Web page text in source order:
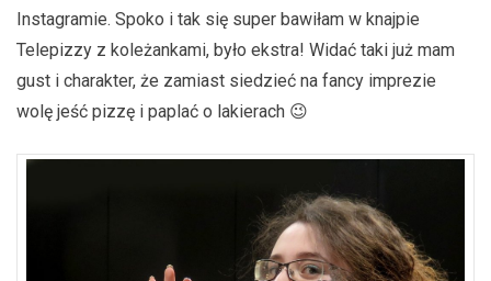
Instagramie. Spoko i tak się super bawiłam w knajpie
Telepizzy z koleżankami, było ekstra! Widać taki już mam
gust i charakter, że zamiast siedzieć na fancy imprezie
wolę jeść pizzę i paplać o lakierach 😉